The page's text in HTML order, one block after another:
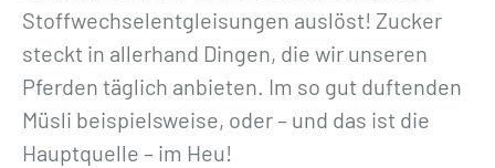
Stoffwechselentgleisungen auslöst! Zucker
steckt in allerhand Dingen, die wir unseren
Pferden täglich anbieten. Im so gut duftenden
Müsli beispielsweise, oder – und das ist die
Hauptquelle – im Heu!